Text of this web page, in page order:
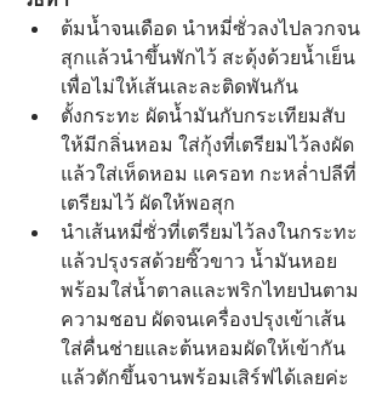
ต้มน้ำจนเดือด นำหมี่ซั่วลงไปลวกจน
สุกแล้วนำขึ้นพักไว้ สะดุ้งด้วยน้ำเย็น
เพื่อไม่ให้เส้นเละละติดพันกัน
ตั้งกระทะ ผัดน้ำมันกับกระเทียมสับ
ให้มีกลิ่นหอม ใส่กุ้งที่เตรียมไว้ลงผัด
แล้วใส่เห็ดหอม แครอท กะหล่ำปลีที่
เตรียมไว้ ผัดให้พอสุก
นำเส้นหมี่ซั่วที่เตรียมไว้ลงในกระทะ
แล้วปรุงรสด้วยซิ๊วขาว น้ำมันหอย
พร้อมใส่น้ำตาลและพริกไทยป่นตาม
ความชอบ ผัดจนเครื่องปรุงเข้าเส้น
ใส่คื่นช่ายและต้นหอมผัดให้เข้ากัน
แล้วตักขึ้นจานพร้อมเสิร์ฟได้เลยค่ะ